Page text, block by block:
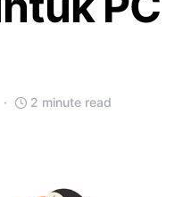
2 minute read